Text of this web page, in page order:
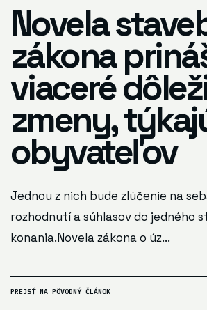
Novela
zákona
viaceré
zmeny,
obyvateľov
Jednou z nich bude zlúčenie na
rozhodnutí a súhlasov do jedného
konania.Novela zákona o úz...
PREJSŤ NA PÔVODNÝ ČLÁNOK